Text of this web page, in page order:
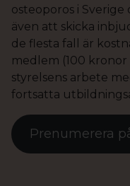
osteoporos i
även att skicka
de flesta fall är
medlem (100
styrelsens arbete
fortsatta
Prenumerera